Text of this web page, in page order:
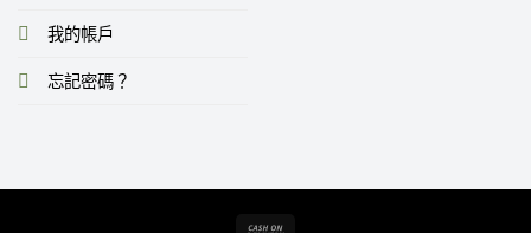
我的帳戶
忘記密碼？